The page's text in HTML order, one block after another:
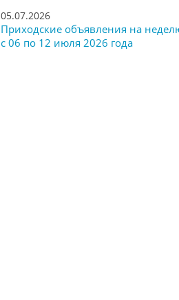
05.07.2026
Приходские объявления на
с 06 по 12 июля 2026 года